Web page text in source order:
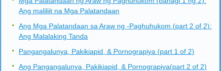
Ang maliliit na Mga Palatandaan
Ang Mga Palatandaan sa Araw ng -Paghuhukom (part 2 of 2):
Ang Malalaking Tanda
Pangangalunya, Pakikiapid, & Pornograpiya (part 1 of 2)
Ang Pangangalunya, Pakikiapid, & Pornograpiya(part 2 of 2)